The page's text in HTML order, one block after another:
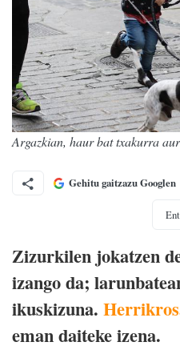
Argazkian, haur bat txakurra
Gehitu gaitzazu Googlen
Zizurkilen jokatzen
izango da;
ikuskizuna.
eman daiteke izena.